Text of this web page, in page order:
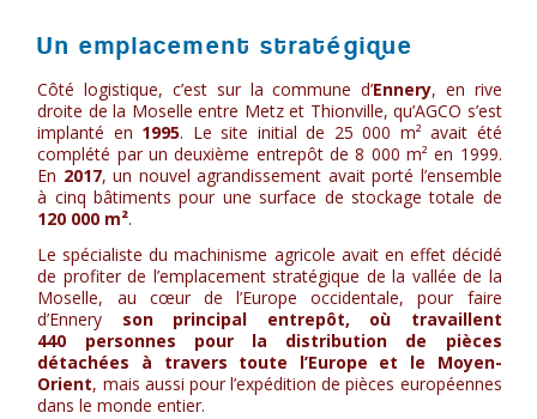
Un emplacement stratégique
Côté logistique, c’est sur la commune d’Ennery, en rive
droite de la Moselle entre Metz et Thionville, qu’AGCO s’est
implanté en 1995. Le site initial de 25 000 m² avait été
complété par un deuxième entrepôt de 8 000 m² en 1999.
En 2017, un nouvel agrandissement avait porté l’ensemble
à cinq bâtiments pour une surface de stockage totale de
120 000 m².
Le spécialiste du machinisme agricole avait en effet décidé
de profiter de l’emplacement stratégique de la vallée de la
Moselle, au cœur de l’Europe occidentale, pour faire
d’Ennery son principal entrepôt, où travaillent
440 personnes pour la distribution de pièces
détachées à travers toute l’Europe et le Moyen-
Orient, mais aussi pour l’expédition de pièces européennes
dans le monde entier.